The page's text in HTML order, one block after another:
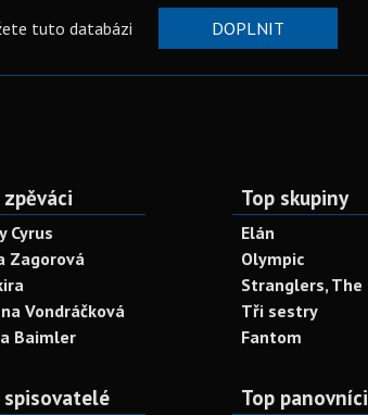
tuto databázi DOPLNIT
zpěváci
Cyrus
Zagorová
Vondráčková
Baimler
Top skupiny
Elán
Olympic
Stranglers, The
Tři sestry
Fantom
spisovatelé Top panovníci